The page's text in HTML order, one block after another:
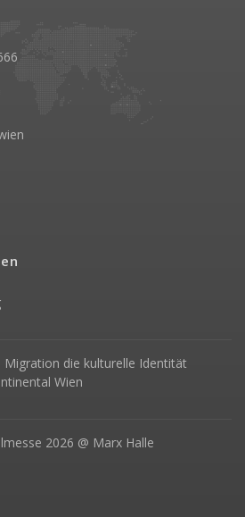
Migration die kulturelle Identität
Wien
2026 @ Marx Halle